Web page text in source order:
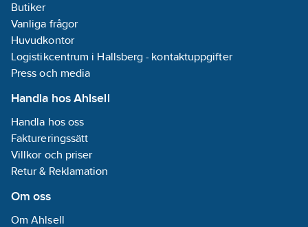
Butiker
Vanliga frågor
Huvudkontor
Logistikcentrum i Hallsberg - kontaktuppgifter
Press och media
Handla hos Ahlsell
Handla hos oss
Faktureringssätt
Villkor och priser
Retur & Reklamation
Om oss
Om Ahlsell